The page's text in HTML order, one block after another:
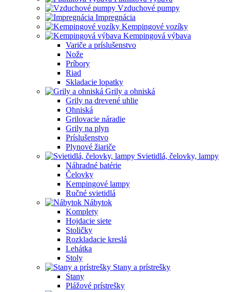
Vzduchové pumpy
Impregnácia
Kempingové vozíky
Kempingová výbava
Variče a príslušenstvo
Nože
Príbory
Riad
Skladacie lopatky
Grily a ohniská
Grily na drevené uhlie
Ohniská
Grilovacie náradie
Grily na plyn
Príslušenstvo
Plynové žiariče
Svietidlá, čelovky, lampy
Náhradné batérie
Čelovky
Kempingové lampy
Ručné svietidlá
Nábytok
Komplety
Hojdacie siete
Stoličky
Rozkladacie kreslá
Lehátka
Stoly
Stany a prístrešky
Stany
Plážové prístrešky